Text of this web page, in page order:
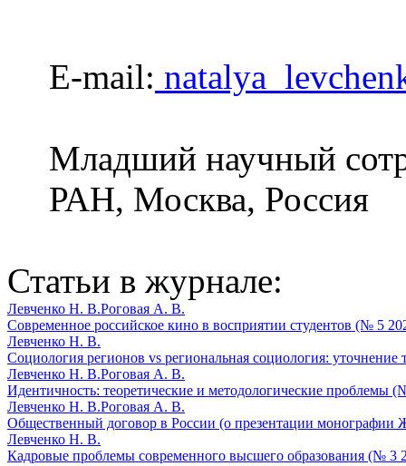
E-mail:
Младший научный
РАН, Москва, Россия
Статьи в журнале:
Левченко Н. В.Роговая А. В.
Современное российское кино в восприятии студентов (№ 5
Левченко Н. В.
Социология регионов vs региональная социология:
Левченко Н. В.Роговая А. В.
Идентичность: теоретические и методологические проблемы
Левченко Н. В.Роговая А. В.
Общественный договор в России (о презентации
Левченко Н. В.
Кадровые проблемы современного высшего образования (№ 3